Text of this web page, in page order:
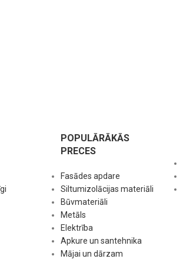
POPULĀRĀKĀS
PRECES
Fasādes apdare
Siltumizolācijas materiāli
Būvmateriāli
Metāls
Elektrība
Apkure un santehnika
Mājai un dārzam